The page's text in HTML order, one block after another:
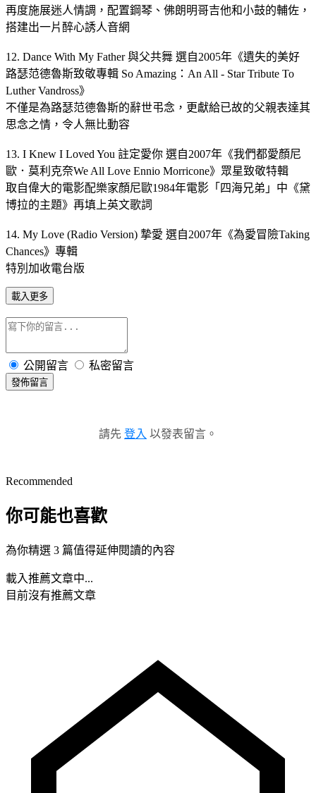
再度施展迷人情調，配置鋼琴、佛朗明哥吉他和小鼓的輔佐，
搭建出一片醉心誘人音網
12. Dance With My Father 與父共舞 選自2005年《遺失的美好
路瑟范德魯斯致敬專輯 So Amazing：An All - Star Tribute To
Luther Vandross》
不僅是為路瑟范德魯斯的辭世弔念，更獻給已故的父親表達其
思念之情，令人無比動容
13. I Knew I Loved You 註定愛你 選自2007年《我們都愛顏尼
歐．莫利克奈We All Love Ennio Morricone》眾星致敬特輯
取自偉大的電影配樂家顏尼歐1984年電影「四海兄弟」中《黛
博拉的主題》再填上英文歌詞
14. My Love (Radio Version) 摯愛 選自2007年《為愛冒險Taking
Chances》專輯
特別加收電台版
載入更多
公開留言 私密留言
發佈留言
請先 登入 以發表留言。
Recommended
你可能也喜歡
為你精選 3 篇值得延伸閱讀的內容
載入推薦文章中...
目前沒有推薦文章